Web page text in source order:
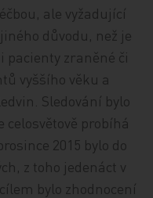
ale vyžadující
důvodu, než je
pacienty zraněné či
vyššího věku a
Sledování bylo
celosvětově probíhá
2015 bylo do
z toho jedenáct v
bylo zhodnocení